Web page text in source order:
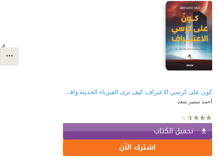
كون على كرسي الاعتراف: كيف ترى الفيزياء الحديثة واقع الكون؟
أحمد سمير سعد
تحميل الكتاب
اشترك الآن